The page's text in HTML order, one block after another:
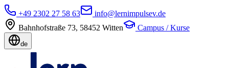
+49 2302 27 58 63
info@lernimpulsev.de
Bahnhofstraße 73, 58452 Witten Campus / Kurse
de